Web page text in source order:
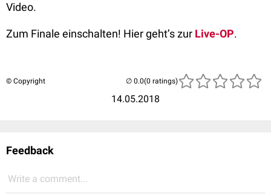
Video.
Zum Finale einschalten! Hier geht’s zur Live-OP.
© Copyright
14.05.2018
(0 ratings)
Feedback
Write a comment...